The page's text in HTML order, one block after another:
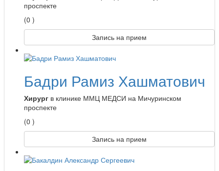
проспекте
(0 )
Запись на прием
Бадри Рамиз Хашматович
Хирург в клинике ММЦ МЕДСИ на Мичуринском
проспекте
(0 )
Запись на прием